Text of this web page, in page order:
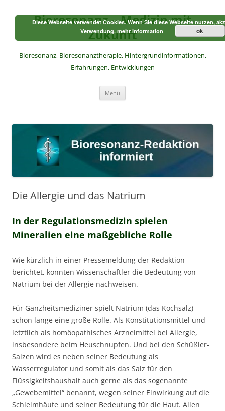
springenBioresonanz – Medizin mit
Zukunft
Bioresonanz, Bioresonanztherapie, Hintergrundinformationen,
Erfahrungen, Entwicklungen
Menü
Die Allergie und das Natrium
In der Regulationsmedizin spielen
Mineralien eine maßgebliche Rolle
Wie kürzlich in einer Pressemeldung der Redaktion
berichtet, konnten Wissenschaftler die Bedeutung von
Natrium bei der Allergie nachweisen.
Für Ganzheitsmediziner spielt Natrium (das Kochsalz)
schon lange eine große Rolle. Als Konstitutionsmittel und
letztlich als homöopathisches Arzneimittel bei Allergie,
insbesondere beim Heuschnupfen. Und bei den Schüßler-
Salzen wird es neben seiner Bedeutung als
Wasserregulator und somit als das Salz für den
Flüssigkeitshaushalt auch gerne als das sogenannte
„Gewebemittel“ benannt, wegen seiner Einwirkung auf die
Schleimhäute und seiner Bedeutung für die Haut. Allen
Diese Webseite verwendet Cookies. Wenn Sie diese Webseite nutzen,
Verwendung.mehr Information ok